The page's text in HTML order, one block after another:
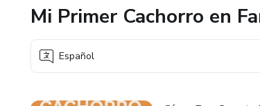
Mi Primer Cachorro en
Español